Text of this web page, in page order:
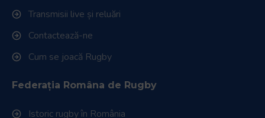
Transmisii live și reluări
Contactează-ne
Cum se joacă Rugby
Federația Româna de Rugby
Istoric rugby în România